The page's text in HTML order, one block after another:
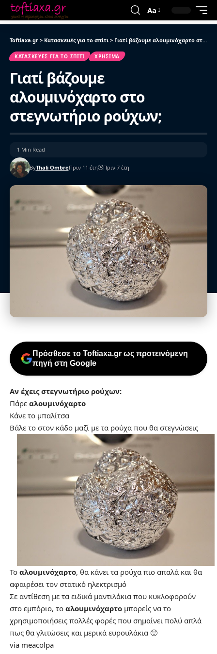
Aa
Toftiaxa.gr > Κατασκευές για το σπίτι> Γιατί βάζουμε αλουμινόχαρτο στο στεγνωτήριο ρούχων;
ΚΑΤΑΣΚΕΥΈΣ ΓΙΑ ΤΟ ΣΠΊΤΙ ΧΡΉΣΙΜΑ
Γιατί βάζουμε
αλουμινόχαρτο στο
στεγνωτήριο ρούχων;
ByThali OmbreΠριν 11 έτη Πριν 7 έτη
1 Min Read
Πρόσθεσε το Toftiaxa.gr ως προτεινόμενη
πηγή στη Google
Αν έχεις στεγνωτήριο ρούχων:
Πάρε αλουμινόχαρτο
Κάνε το μπαλίτσα
Βάλε το στον κάδο μαζί με τα ρούχα που θα στεγνώσεις
Το αλουμινόχαρτο, θα κάνει τα ρούχα πιο απαλά και θα
αφαιρέσει τον στατικό ηλεκτρισμό
Σε αντίθεση με τα ειδικά μαντιλάκια που κυκλοφορούν
στο εμπόριο, το αλουμινόχαρτο μπορείς να το
χρησιμοποιήσεις πολλές φορές που σημαίνει πολύ απλά
πως θα γλιτώσεις και μερικά ευρουλάκια 🙂
via meacolpa